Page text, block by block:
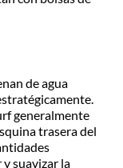
de agua
generalmente
trasera del
suavizar la